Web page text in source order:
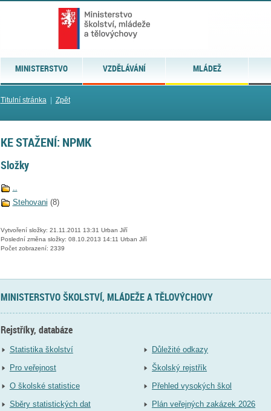
MINISTERSTVO VZDĚLÁVÁNÍ MLÁDEŽ
Titulní stránka| Zpět
KE STAŽENÍ: NPMK
Složky
..
Stehovani (8)
Vytvoření složky: 21.11.2011 13:31 Urban Jiří
Poslední změna složky: 08.10.2013 14:11 Urban Jiří
Počet zobrazení: 2339
MINISTERSTVO ŠKOLSTVÍ, MLÁDEŽE A TĚLOVÝCHOVY
Rejstříky, databáze
Statistika školství
Pro veřejnost
O školské statistice
Sběry statistických dat
Důležité odkazy
Školský rejstřík
Přehled vysokých škol
Plán veřejných zakázek 2026